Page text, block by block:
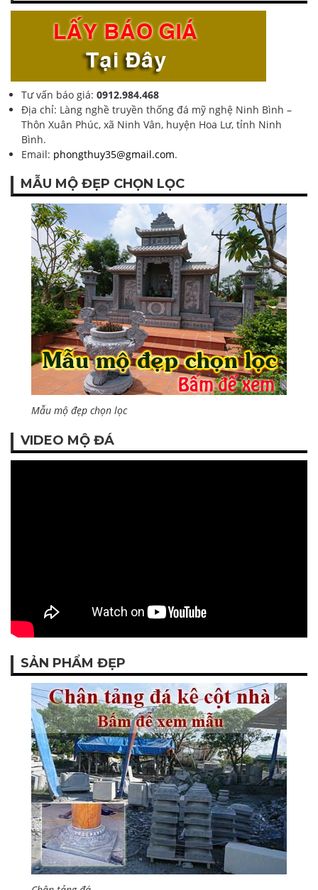
Tư vấn báo giá: 0912.984.468
Địa chỉ: Làng nghề truyền thống đá mỹ nghệ Ninh Bình –
Thôn Xuân Phúc, xã Ninh Vân, huyện Hoa Lư, tỉnh Ninh
Bình.
Email: phongthuy35@gmail.com.
MẪU MỘ ĐẸP CHỌN LỌC
Mẫu mộ đẹp chọn lọc
VIDEO MỘ ĐÁ
SẢN PHẨM ĐẸP